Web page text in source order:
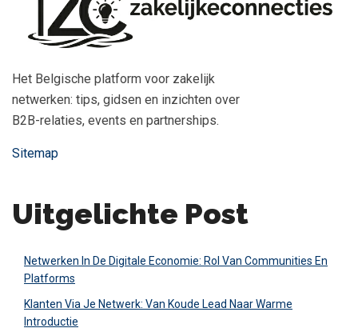
Het Belgische platform voor zakelijk
netwerken: tips, gidsen en inzichten over
B2B-relaties, events en partnerships.
Sitemap
Uitgelichte Post
Netwerken In De Digitale Economie: Rol Van Communities En
Platforms
Klanten Via Je Netwerk: Van Koude Lead Naar Warme
Introductie